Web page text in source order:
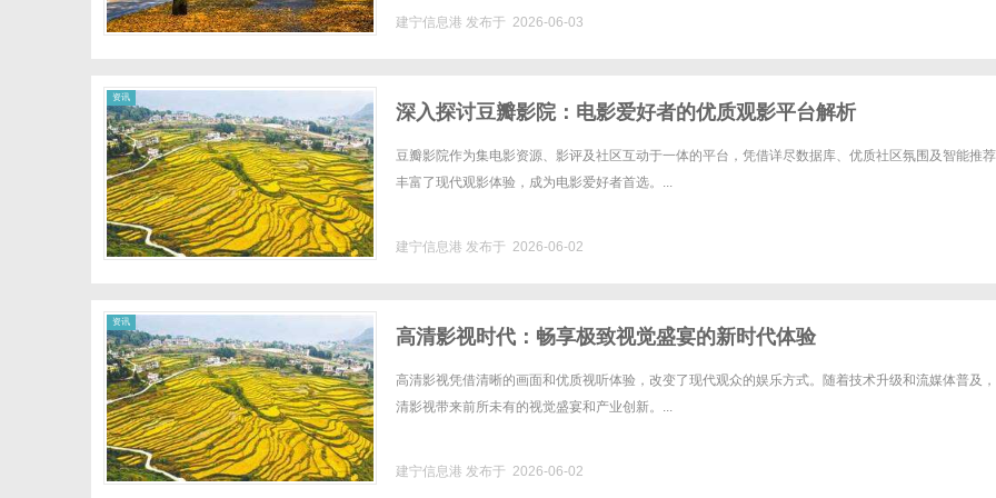
建宁信息港 发布于 2026-06-03
资讯
深入探讨豆瓣影院：电影爱好者的优质观影平台解析
豆瓣影院作为集电影资源、影评及社区互动于一体的平台，凭借详尽数据库、优质社区氛围及智能推
丰富了现代观影体验，成为电影爱好者首选。...
建宁信息港 发布于 2026-06-02
资讯
高清影视时代：畅享极致视觉盛宴的新时代体验
高清影视凭借清晰的画面和优质视听体验，改变了现代观众的娱乐方式。随着技术升级和流媒体普及
清影视带来前所未有的视觉盛宴和产业创新。...
建宁信息港 发布于 2026-06-02